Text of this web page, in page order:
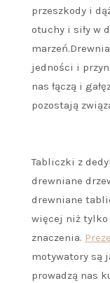
przeszkody i
otuchy i siły w
jedności i
nas łączą i
pozostają
Tabliczki z
drewniane
drewniane
więcej niż tylko
znaczenia.
motywatory są
prowadzą nas